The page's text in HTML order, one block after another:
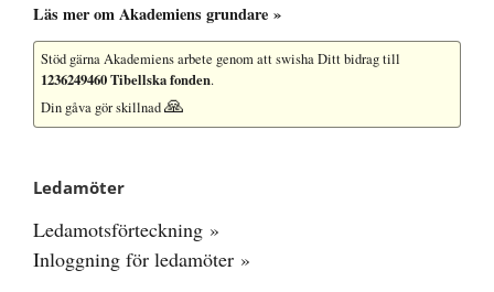
Läs mer om Akademiens grundare »
Stöd gärna Akademiens arbete genom att swisha Ditt bidrag till
1236249460 Tibellska fonden.
Din gåva gör skillnad🙏
Ledamöter
Ledamotsförteckning »
Inloggning för ledamöter »